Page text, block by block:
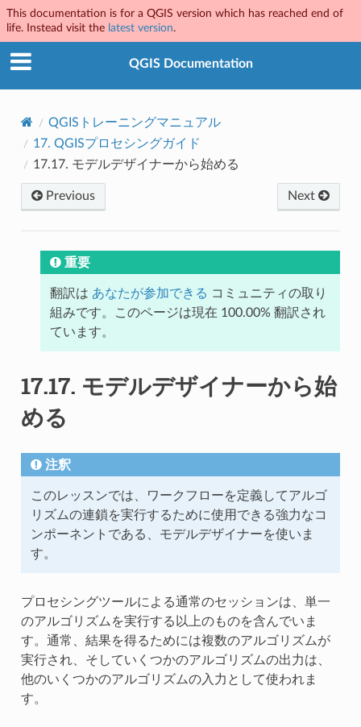
This documentation is for a QGIS version which has reached end of
life. Instead visit the latest version.
QGIS Documentation
QGISトレーニングマニュアル
17. QGISプロセシングガイド
17.17. モデルデザイナーから始める
Previous Next
重要
翻訳は あなたが参加できる コミュニティの取り
組みです。このページは現在 100.00% 翻訳され
ています。
17.17. モデルデザイナーから始
める
注釈
このレッスンでは、ワークフローを定義してアルゴ
リズムの連鎖を実行するために使用できる強力なコ
ンポーネントである、モデルデザイナーを使いま
す。
プロセシングツールによる通常のセッションは、単一
のアルゴリズムを実行する以上のものを含んでいま
す。通常、結果を得るためには複数のアルゴリズムが
実行され、そしていくつかのアルゴリズムの出力は、
他のいくつかのアルゴリズムの入力として使われま
す。